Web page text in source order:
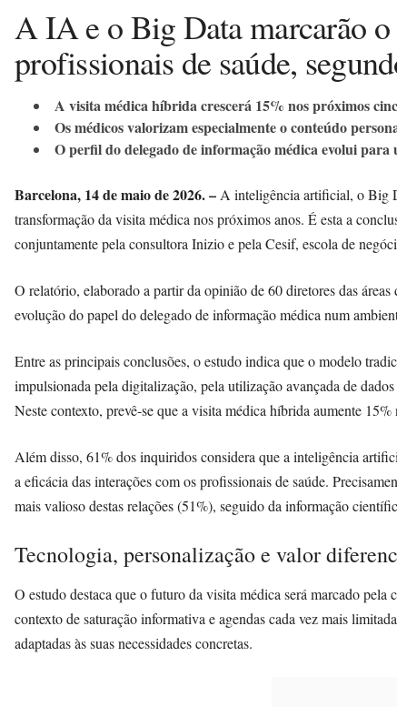
A IA e o Big Data marcarão
profissionais de saúde,
A visita médica híbrida crescerá 15% nos próximos
Os médicos valorizam especialmente o conteúdo
O perfil do delegado de informação médica evolui
Barcelona, 14 de maio de 2026. –A inteligência artificial, o Big
transformação da visita médica nos próximos anos. É esta a
conjuntamente pela consultora Inizio e pela Cesif, escola de
O relatório, elaborado a partir da opinião de 60 diretores das
evolução do papel do delegado de informação médica num
Entre as principais conclusões, o estudo indica que o modelo
impulsionada pela digitalização, pela utilização avançada de
Neste contexto, prevê-se que a visita médica híbrida aumente
Além disso, 61% dos inquiridos considera que a inteligência
a eficácia das interações com os profissionais de saúde.
mais valioso destas relações (51%), seguido da informação
Tecnologia, personalização e valor
O estudo destaca que o futuro da visita médica será marcado
contexto de saturação informativa e agendas cada vez mais
adaptadas às suas necessidades concretas.